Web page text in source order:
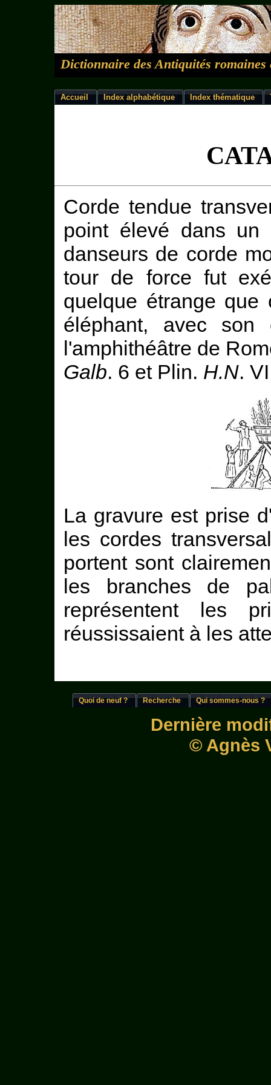
Dictionnaire des Antiquités romaines
Accueil Index alphabétique Index thématique
Corde tendue
point élevé dans
danseurs de corde
tour de force fut
quelque étrange
éléphant, avec
l'amphithéâtre de
Galb. 6 et Plin. H.N.
La gravure est prise
les cordes
portent sont
les branches de
représentent les
réussissaient à les
Quoi de neuf ? Recherche Qui sommes-nous ?
Dernière
© Agnès